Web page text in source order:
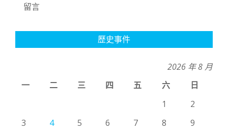
留言
歷史事件
2026 年 8 月
一
二 三 四 五 六
日
1
2
3
4 5 6 7 8
9